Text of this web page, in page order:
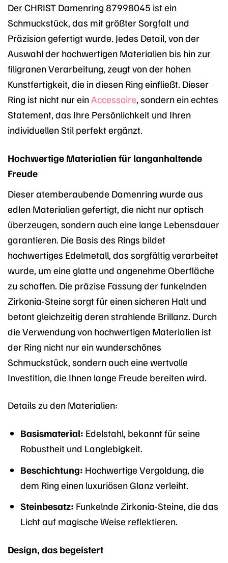
Der CHRIST Damenring 87998045 ist ein
Schmuckstück, das mit größter Sorgfalt und
Präzision gefertigt wurde. Jedes Detail, von der
Auswahl der hochwertigen Materialien bis hin zur
filigranen Verarbeitung, zeugt von der hohen
Kunstfertigkeit, die in diesen Ring einfließt. Dieser
Ring ist nicht nur einAccessoire, sondern ein echtes
Statement, das Ihre Persönlichkeit und Ihren
individuellen Stil perfekt ergänzt.
Hochwertige Materialien für langanhaltende
Freude
Dieser atemberaubende Damenring wurde aus
edlen Materialien gefertigt, die nicht nur optisch
überzeugen, sondern auch eine lange Lebensdauer
garantieren. Die Basis des Rings bildet
hochwertiges Edelmetall, das sorgfältig verarbeitet
wurde, um eine glatte und angenehme Oberfläche
zu schaffen. Die präzise Fassung der funkelnden
Zirkonia-Steine sorgt für einen sicheren Halt und
betont gleichzeitig deren strahlende Brillanz. Durch
die Verwendung von hochwertigen Materialien ist
der Ring nicht nur ein wunderschönes
Schmuckstück, sondern auch eine wertvolle
Investition, die Ihnen lange Freude bereiten wird.
Details zu den Materialien:
Basismaterial: Edelstahl, bekannt für seine
Robustheit und Langlebigkeit.
Beschichtung: Hochwertige Vergoldung, die
dem Ring einen luxuriösen Glanz verleiht.
Steinbesatz: Funkelnde Zirkonia-Steine, die das
Licht auf magische Weise reflektieren.
Design, das begeistert